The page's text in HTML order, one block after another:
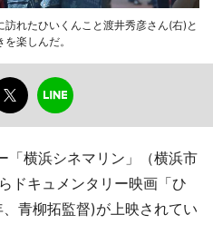
れたひいくんこと渡井秀彦さん(右)と
楽しんだ。
横浜シネマリン」（横浜市
ドキュメンタリー映画「ひ
青柳拓監督)が上映されてい